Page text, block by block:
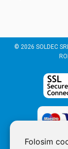
Folosim
© 2026 SOLDEC